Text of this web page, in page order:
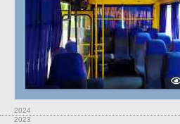
2024
2023